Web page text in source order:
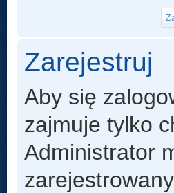
Zarejestruj
Aby się
zajmuje tylko
Administrator